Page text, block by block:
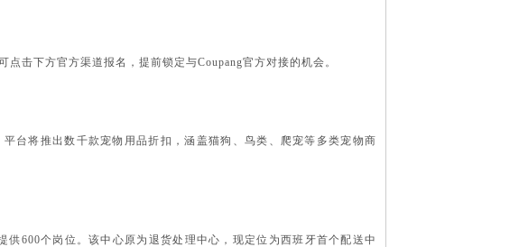
击下方官方渠道报名，提前锁定与Coupang官方对接的机会。
台将推出数千款宠物用品折扣，涵盖猫狗、鸟类、爬宠等多类宠物商
600个岗位。该中心原为退货处理中心，现定位为西班牙首个配送中